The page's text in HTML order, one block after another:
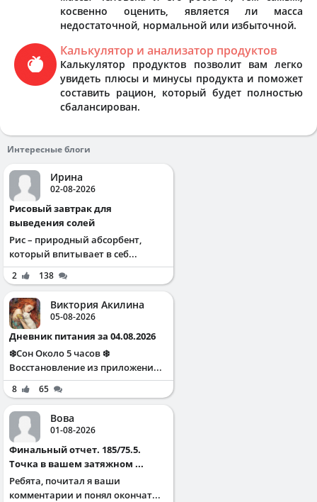
косвенно оценить, является ли масса
недостаточной, нормальной или избыточной.
Калькулятор и анализатор продуктов
Калькулятор продуктов позволит вам легко
увидеть плюсы и минусы продукта и поможет
составить рацион, который будет полностью
сбалансирован.
Интересные блоги
Ирина
02-08-2026
Рисовый завтрак для
выведения солей
Рис – природный абсорбент,
который впитывает в себ...
2 138
Виктория Акилина
05-08-2026
Дневник питания за 04.08.2026
❄️Сон Около 5 часов ❄️
Восстановление из приложени...
8 65
Вова
01-08-2026
Финальный отчет. 185/75.5.
Точка в вашем затяжном ...
Ребята, почитал я ваши
комментарии и понял окончат...